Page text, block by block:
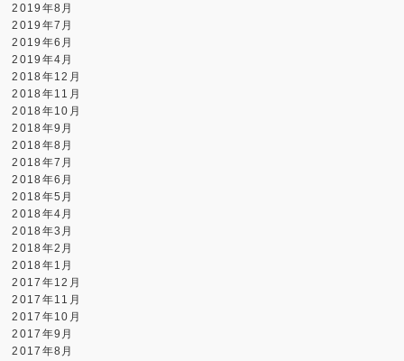
2019年8月
2019年7月
2019年6月
2019年4月
2018年12月
2018年11月
2018年10月
2018年9月
2018年8月
2018年7月
2018年6月
2018年5月
2018年4月
2018年3月
2018年2月
2018年1月
2017年12月
2017年11月
2017年10月
2017年9月
2017年8月